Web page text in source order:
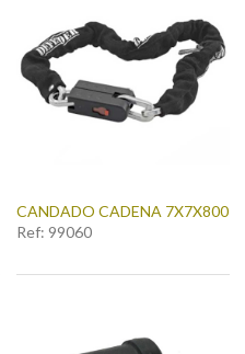
CANDADO CADENA 7X7X800
Ref: 99060